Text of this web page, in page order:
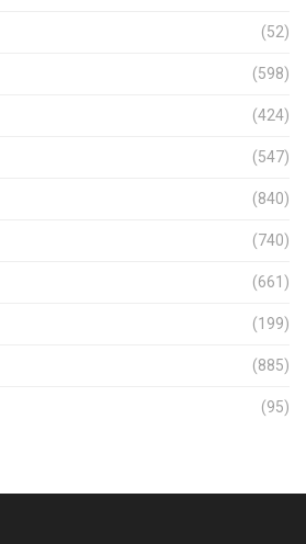
(52)
(598)
(424)
(547)
(840)
(740)
(661)
(199)
(885)
(95)